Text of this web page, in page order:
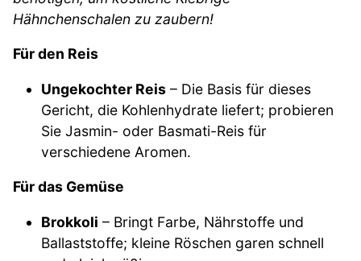
Hähnchenschalen zu zaubern!
Für den Reis
Ungekochter Reis – Die Basis für dieses
Gericht, die Kohlenhydrate liefert; probieren
Sie Jasmin- oder Basmati-Reis für
verschiedene Aromen.
Für das Gemüse
Brokkoli – Bringt Farbe, Nährstoffe und
Ballaststoffe; kleine Röschen garen schnell